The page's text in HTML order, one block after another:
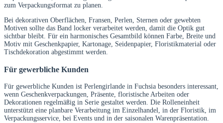
zum Verpackungsformat zu planen.
Bei dekorativen Oberflächen, Fransen, Perlen, Sternen oder gewebten
Motiven sollte das Band locker verarbeitet werden, damit die Optik gut
sichtbar bleibt. Für ein harmonisches Gesamtbild können Farbe, Breite und
Motiv mit Geschenkpapier, Kartonage, Seidenpapier, Floristikmaterial oder
Tischdekoration abgestimmt werden.
Für gewerbliche Kunden
Für gewerbliche Kunden ist Perlengirlande in Fuchsia besonders interessant,
wenn Geschenkverpackungen, Präsente, floristische Arbeiten oder
Dekorationen regelmäßig in Serie gestaltet werden. Die Rolleneinheit
unterstützt eine planbare Verarbeitung im Einzelhandel, in der Floristik, im
Verpackungsservice, bei Events und in der saisonalen Warenpräsentation.